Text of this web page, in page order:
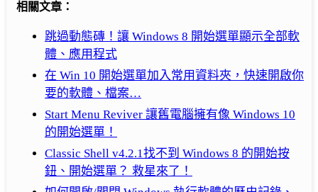
相關文章：
跳過動態磚！讓 Windows 8 開始選單顯示全部軟
體、應用程式
在 Win 10 開始選單加入常用資料夾，快速開啟你
要的軟體、檔案…
Start Menu Reviver 讓舊電腦擁有像 Windows 10
的開始選單！
Classic Shell v4.2.1找不到 Windows 8 的開始按
鈕、開始選單？ 救星來了！